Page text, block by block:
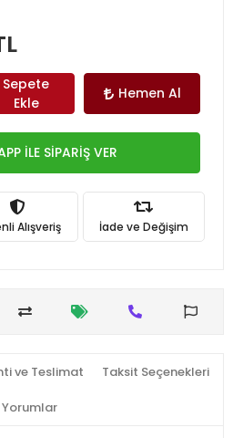
Sepete
Ekle
Hemen Al
İLE SİPARİŞ VER
Alışveriş İade ve Değişim
ve Teslimat Taksit Seçenekleri
Yorumlar